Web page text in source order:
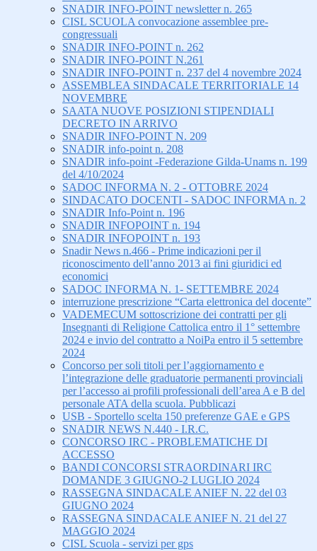
SNADIR INFO-POINT newsletter n. 265
CISL SCUOLA convocazione assemblee pre-
congressuali
SNADIR INFO-POINT n. 262
SNADIR INFO-POINT N.261
SNADIR INFO-POINT n. 237 del 4 novembre 2024
ASSEMBLEA SINDACALE TERRITORIALE 14
NOVEMBRE
SAATA NUOVE POSIZIONI STIPENDIALI
DECRETO IN ARRIVO
SNADIR INFO-POINT N. 209
SNADIR info-point n. 208
SNADIR info-point -Federazione Gilda-Unams n. 199
del 4/10/2024
SADOC INFORMA N. 2 - OTTOBRE 2024
SINDACATO DOCENTI - SADOC INFORMA n. 2
SNADIR Info-Point n. 196
SNADIR INFOPOINT n. 194
SNADIR INFOPOINT n. 193
Snadir News n.466 - Prime indicazioni per il
riconoscimento dell’anno 2013 ai fini giuridici ed
economici
SADOC INFORMA N. 1- SETTEMBRE 2024
interruzione prescrizione “Carta elettronica del docente”
VADEMECUM sottoscrizione dei contratti per gli
Insegnanti di Religione Cattolica entro il 1° settembre
2024 e invio del contratto a NoiPa entro il 5 settembre
2024
Concorso per soli titoli per l’aggiornamento e
l’integrazione delle graduatorie permanenti provinciali
per l’accesso ai profili professionali dell’area A e B del
personale ATA della scuola. Pubblicazi
USB - Sportello scelta 150 preferenze GAE e GPS
SNADIR NEWS N.440 - I.R.C.
CONCORSO IRC - PROBLEMATICHE DI
ACCESSO
BANDI CONCORSI STRAORDINARI IRC
DOMANDE 3 GIUGNO-2 LUGLIO 2024
RASSEGNA SINDACALE ANIEF N. 22 del 03
GIUGNO 2024
RASSEGNA SINDACALE ANIEF N. 21 del 27
MAGGIO 2024
CISL Scuola - servizi per gps